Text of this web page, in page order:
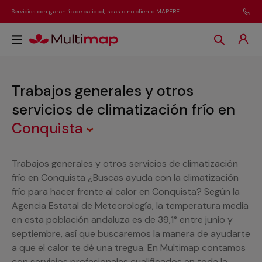
Servicios con garantía de calidad, seas o no cliente MAPFRE
Trabajos generales y otros
servicios de climatización frío en
Conquista
Trabajos generales y otros servicios de climatización
frío en Conquista ¿Buscas ayuda con la climatización
frío para hacer frente al calor en Conquista? Según la
Agencia Estatal de Meteorología, la temperatura media
en esta población andaluza es de 39,1° entre junio y
septiembre, así que buscaremos la manera de ayudarte
a que el calor te dé una tregua. En Multimap contamos